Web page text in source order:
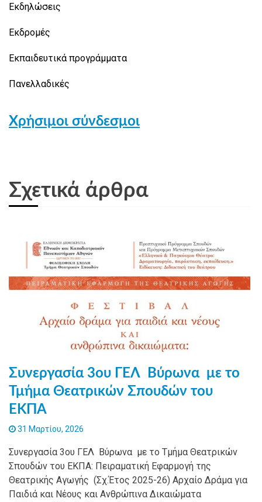
Εκδηλώσεις
Εκδρομές
Εκπαιδευτικά προγράμματα
Πανελλαδικές
Χρήσιμοι σύνδεσμοι
Σχετικά άρθρα
Συνεργασία 3ου ΓΕΛ Βύρωνα με το
Τμήμα Θεατρικών Σπουδών του
ΕΚΠΑ
31 Μαρτίου, 2026
Συνεργασία 3ου ΓΕΛ Βύρωνα με το Τμήμα Θεατρικών
Σπουδών του ΕΚΠΑ: Πειραματική Εφαρμογή της
Θεατρικής Αγωγής (Σχ.Έτος 2025-26) Αρχαίο Δράμα για
Παιδιά και Νέους και Ανθρώπινα Δικαιώματα